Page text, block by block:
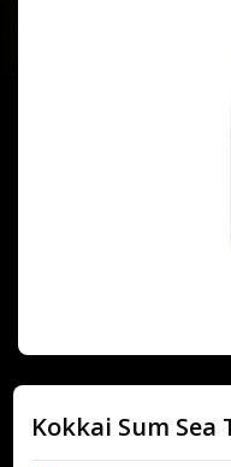
Kokkai Sum Sea